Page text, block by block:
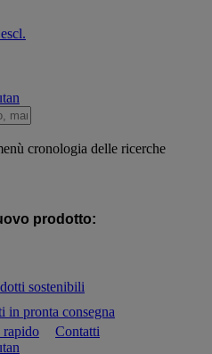
cronologia delle ricerche
prodotto:
sostenibili
in pronta consegna
rapido Contatti